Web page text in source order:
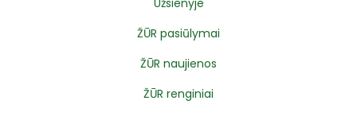
Užsienyje
ŽŪR pasiūlymai
ŽŪR naujienos
ŽŪR renginiai